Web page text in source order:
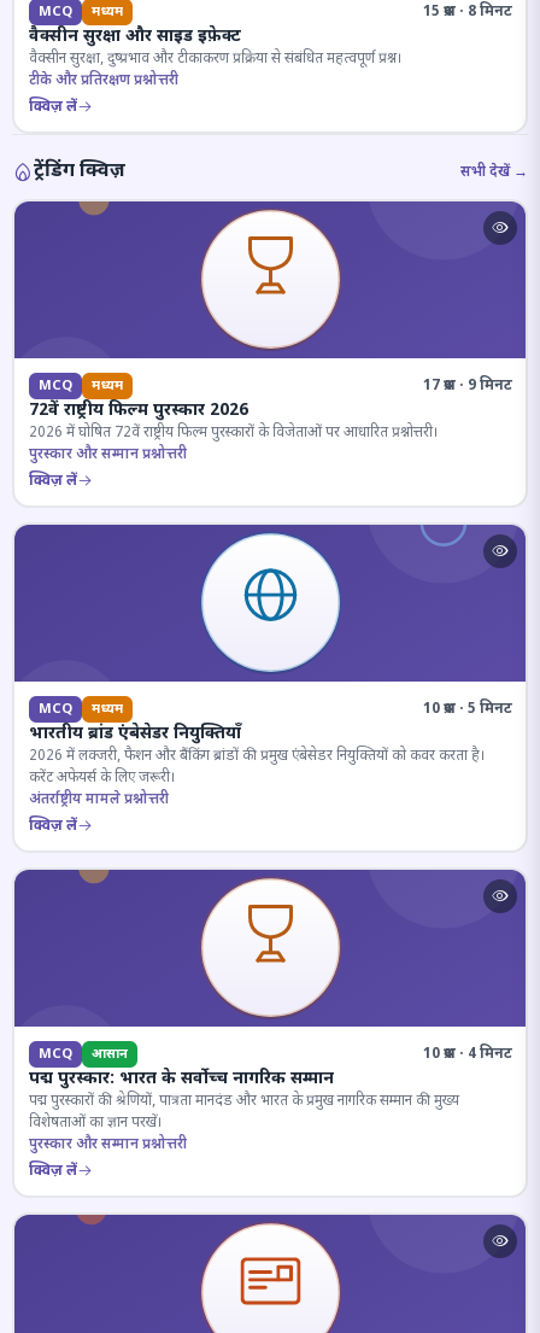
MCQ मध्यम 15 प्रश्न · 8 मिनट
वैक्सीन सुरक्षा और साइड इफ़ेक्ट
वैक्सीन सुरक्षा, दुष्प्रभाव और टीकाकरण प्रक्रिया से संबंधित महत्वपूर्ण प्रश्न।
टीके और प्रतिरक्षण प्रश्नोत्तरी
क्विज़ लें
ट्रेंडिंग क्विज़ सभी देखें →
MCQ मध्यम 17 प्रश्न · 9 मिनट
72वें राष्ट्रीय फिल्म पुरस्कार 2026
2026 में घोषित 72वें राष्ट्रीय फिल्म पुरस्कारों के विजेताओं पर आधारित प्रश्नोत्तरी।
पुरस्कार और सम्मान प्रश्नोत्तरी
क्विज़ लें
MCQ मध्यम 10 प्रश्न · 5 मिनट
भारतीय ब्रांड एंबेसेडर नियुक्तियाँ
2026 में लक्जरी, फैशन और बैंकिंग ब्रांडों की प्रमुख एंबेसेडर नियुक्तियों को कवर करता है।
करेंट अफेयर्स के लिए जरूरी।
अंतर्राष्ट्रीय मामले प्रश्नोत्तरी
क्विज़ लें
MCQ आसान 10 प्रश्न · 4 मिनट
पद्म पुरस्कार: भारत के सर्वोच्च नागरिक सम्मान
पद्म पुरस्कारों की श्रेणियों, पात्रता मानदंड और भारत के प्रमुख नागरिक सम्मान की मुख्य
विशेषताओं का ज्ञान परखें।
पुरस्कार और सम्मान प्रश्नोत्तरी
क्विज़ लें